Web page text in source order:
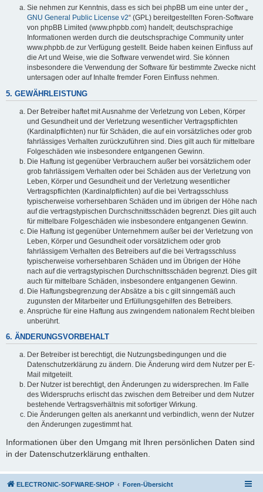
Sie nehmen zur Kenntnis, dass es sich bei phpBB um eine unter der „
GNU General Public License v2“ (GPL) bereitgestellten Foren-Software
von phpBB Limited (www.phpbb.com) handelt; deutschsprachige
Informationen werden durch die deutschsprachige Community unter
www.phpbb.de zur Verfügung gestellt. Beide haben keinen Einfluss auf
die Art und Weise, wie die Software verwendet wird. Sie können
insbesondere die Verwendung der Software für bestimmte Zwecke nicht
untersagen oder auf Inhalte fremder Foren Einfluss nehmen.
5. GEWÄHRLEISTUNG
Der Betreiber haftet mit Ausnahme der Verletzung von Leben, Körper
und Gesundheit und der Verletzung wesentlicher Vertragspflichten
(Kardinalpflichten) nur für Schäden, die auf ein vorsätzliches oder grob
fahrlässiges Verhalten zurückzuführen sind. Dies gilt auch für mittelbare
Folgeschäden wie insbesondere entgangenen Gewinn.
Die Haftung ist gegenüber Verbrauchern außer bei vorsätzlichem oder
grob fahrlässigem Verhalten oder bei Schäden aus der Verletzung von
Leben, Körper und Gesundheit und der Verletzung wesentlicher
Vertragspflichten (Kardinalpflichten) auf die bei Vertragsschluss
typischerweise vorhersehbaren Schäden und im übrigen der Höhe nach
auf die vertragstypischen Durchschnittsschäden begrenzt. Dies gilt auch
für mittelbare Folgeschäden wie insbesondere entgangenen Gewinn.
Die Haftung ist gegenüber Unternehmern außer bei der Verletzung von
Leben, Körper und Gesundheit oder vorsätzlichem oder grob
fahrlässigem Verhalten des Betreibers auf die bei Vertragsschluss
typischerweise vorhersehbaren Schäden und im Übrigen der Höhe
nach auf die vertragstypischen Durchschnittsschäden begrenzt. Dies gilt
auch für mittelbare Schäden, insbesondere entgangenen Gewinn.
Die Haftungsbegrenzung der Absätze a bis c gilt sinngemäß auch
zugunsten der Mitarbeiter und Erfüllungsgehilfen des Betreibers.
Ansprüche für eine Haftung aus zwingendem nationalem Recht bleiben
unberührt.
6. ÄNDERUNGSVORBEHALT
Der Betreiber ist berechtigt, die Nutzungsbedingungen und die
Datenschutzerklärung zu ändern. Die Änderung wird dem Nutzer per E-
Mail mitgeteilt.
Der Nutzer ist berechtigt, den Änderungen zu widersprechen. Im Falle
des Widerspruchs erlischt das zwischen dem Betreiber und dem Nutzer
bestehende Vertragsverhältnis mit sofortiger Wirkung.
Die Änderungen gelten als anerkannt und verbindlich, wenn der Nutzer
den Änderungen zugestimmt hat.
Informationen über den Umgang mit Ihren persönlichen Daten sind
in der Datenschutzerklärung enthalten.
ELECTRONIC-SOFWARE-SHOP Foren-Übersicht